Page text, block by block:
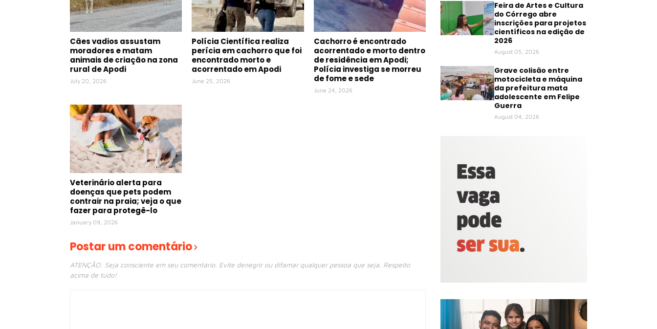
Cães vadios assustam
moradores e matam
animais de criação na zona
rural de Apodi
July 20, 2026
Polícia Científica realiza
perícia em cachorro que foi
encontrado morto e
acorrentado em Apodi
June 25, 2026
Cachorro é encontrado
acorrentado e morto dentro
de residência em Apodi;
Polícia investiga se morreu
de fome e sede
June 24, 2026
Veterinário alerta para
doenças que pets podem
contrair na praia; veja o que
fazer para protegê-lo
January 09, 2026
Postar um comentário
ATENÇÃO: Seja consciente em seu comentário. Evite denegrir ou difamar qualquer pessoa que seja. Respeito
acima de tudo!
Feira de Artes e Cultura
do Córrego abre
inscrições para projetos
científicos na edição de
2026
August 05, 2026
Grave colisão entre
motocicleta e máquina
da prefeitura mata
adolescente em Felipe
Guerra
August 04, 2026